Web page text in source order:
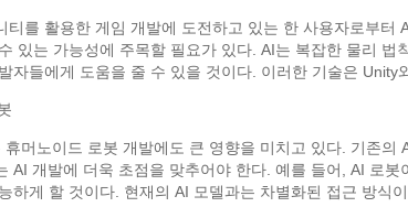
티를 활용한 게임 개발에 도전하고 있는 한 사용자로부
있는 가능성에 주목할 필요가 있다. AI는 복잡한 물리
자들에게 도움을 줄 수 있을 것이다. 이러한 기술은
휴머노이드 로봇 개발에도 큰 영향을 미치고 있다. 기존
AI 개발에 더욱 초점을 맞추어야 한다. 예를 들어, AI 로
하게 할 것이다. 현재의 AI 모델과는 차별화된 접근 방식